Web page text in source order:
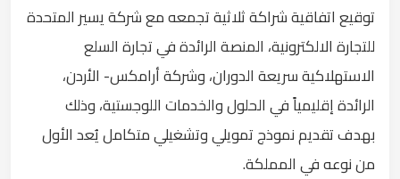
توقيع اتفاقية شراكة ثلاثية تجمعه مع شركة يسير المتحدة
للتجارة الالكترونية، المنصة الرائدة في تجارة السلع
الاستهلاكية سريعة الدوران، وشركة أرامكس- الأردن،
الرائدة إقليمياً في الحلول والخدمات اللوجستية، وذلك
بهدف تقديم نموذج تمويلي وتشغيلي متكامل يُعد الأول
من نوعه في المملكة.